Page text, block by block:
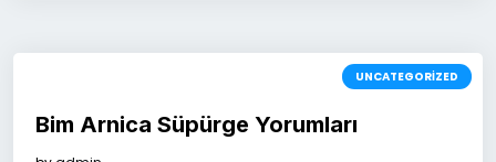
UNCATEGORIZED
Bim Arnica Süpürge Yorumları